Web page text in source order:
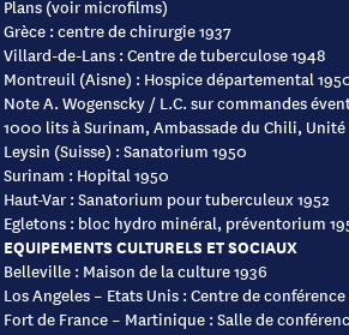
Plans (voir microfilms)
Grèce : centre de chirurgie 1937
Villard-de-Lans : Centre de tuberculose 1948
Montreuil (Aisne) : Hospice départemental
Note A. Wogenscky / L.C. sur commandes
1000 lits à Surinam, Ambassade du Chili,
Leysin (Suisse) : Sanatorium 1950
Surinam : Hopital 1950
Haut-Var : Sanatorium pour tuberculeux 1952
Egletons : bloc hydro minéral, préventorium
EQUIPEMENTS CULTURELS ET SOCIAUX
Belleville : Maison de la culture 1936
Los Angeles – Etats Unis : Centre de conférence
Fort de France – Martinique : Salle de